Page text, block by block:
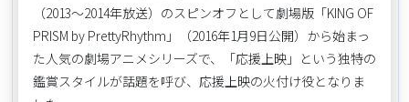
（2013～2014年放送）のスピンオフとして劇場版「KING OF
PRISM by PrettyRhythm」（2016年1月9日公開）から始まっ
た人気の劇場アニメシリーズで、「応援上映」という独特の
鑑賞スタイルが話題を呼び、応援上映の火付け役となりま